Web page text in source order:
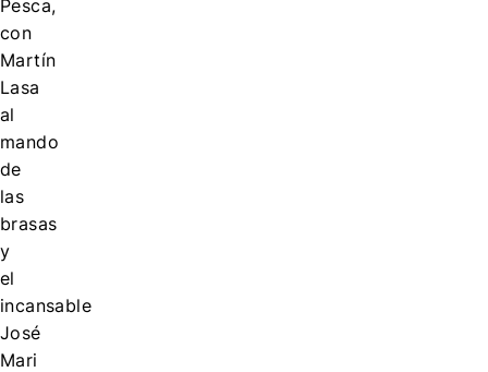
Pesca,
con
Martín
Lasa
al
mando
de
las
brasas
y
el
incansable
José
Mari